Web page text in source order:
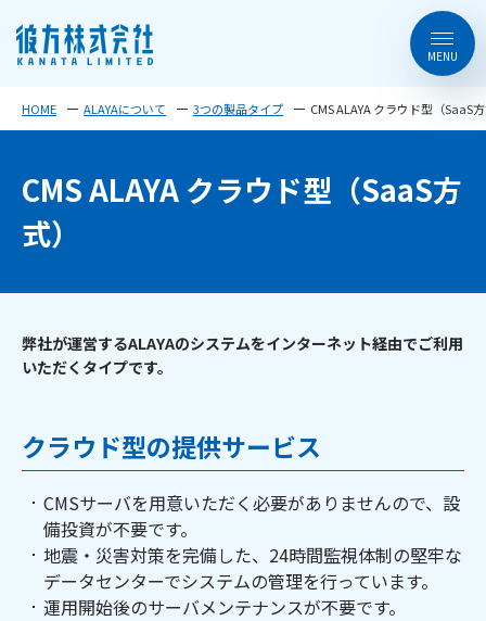
HOME ALAYAについて 3つの製品タイプ CMS ALAYA クラウド型（SaaS
CMS ALAYA クラウド型（SaaS方
式）
弊社が運営するALAYAのシステムをインターネット経由でご利用
いただくタイプです。
クラウド型の提供サービス
CMSサーバを用意いただく必要がありませんので、設
備投資が不要です。
地震・災害対策を完備した、24時間監視体制の堅牢な
データセンターでシステムの管理を行っています。
運用開始後のサーバメンテナンスが不要です。